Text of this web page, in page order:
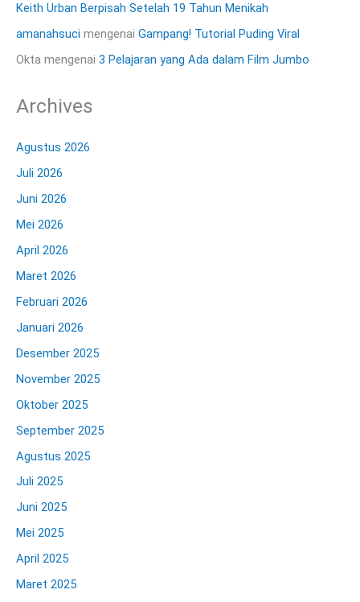
Keith Urban Berpisah Setelah 19 Tahun Menikah
amanahsuci mengenai Gampang! Tutorial Puding Viral
Okta mengenai 3 Pelajaran yang Ada dalam Film Jumbo
Archives
Agustus 2026
Juli 2026
Juni 2026
Mei 2026
April 2026
Maret 2026
Februari 2026
Januari 2026
Desember 2025
November 2025
Oktober 2025
September 2025
Agustus 2025
Juli 2025
Juni 2025
Mei 2025
April 2025
Maret 2025